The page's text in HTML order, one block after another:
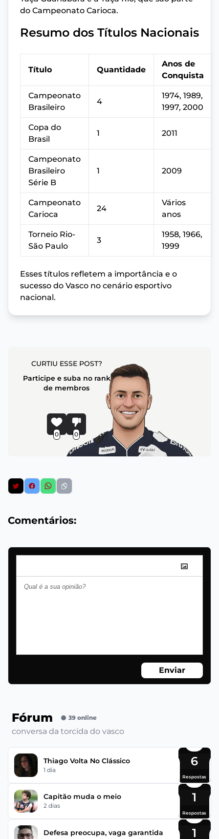
do Campeonato Carioca.
Resumo dos Títulos Nacionais
Título Quantidade
Anos de
Conquista
Campeonato
Brasileiro
4
1974, 1989,
1997, 2000
Copa do
Brasil
1 2011
Campeonato
Brasileiro
Série B
1 2009
Campeonato
Carioca
24
Vários
anos
Torneio Rio-
São Paulo
3
1958, 1966,
1999
Esses títulos refletem a importância e o
sucesso do Vasco no cenário esportivo
nacional.
CURTIU ESSE POST?
Participe e suba no rank
de membros
0 0
Comentários:
Enviar
Fórum 39 online
conversa da torcida do vasco
Thiago Volta No Clássico
1 dia
6
Respostas
Capitão muda o meio
2 dias
1
Respostas
Defesa preocupa, vaga garantida 1